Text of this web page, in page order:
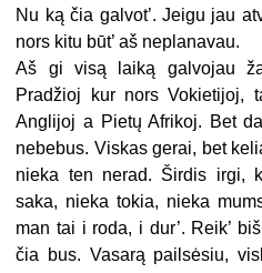
Nu ką čia galvot’. Jeigu jau
nors kitu būt’ aš neplanavau.
Aš gi visą laiką galvojau
Pradžioj kur nors Vokietijoj,
Anglijoj a Pietų Afrikoj. Bet
nebebus. Viskas gerai, bet
nieka ten nerad. Širdis irgi,
saka, nieka tokia, nieka
man tai i roda, i dur’. Reik’
čia bus. Vasarą pailsėsiu,